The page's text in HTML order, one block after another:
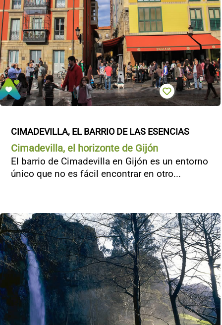
CIMADEVILLA, EL BARRIO DE LAS ESENCIAS
Cimadevilla, el horizonte de Gijón
El barrio de Cimadevilla en Gijón es un entorno
único que no es fácil encontrar en otro...